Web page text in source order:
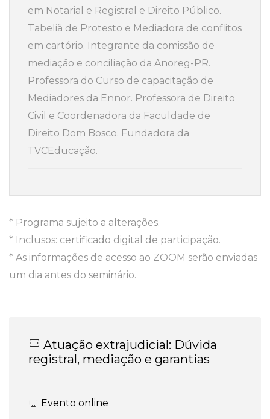
em Notarial e Registral e Direito Público.
Tabeliã de Protesto e Mediadora de conflitos
em cartório. Integrante da comissão de
mediação e conciliação da Anoreg-PR.
Professora do Curso de capacitação de
Mediadores da Ennor. Professora de Direito
Civil e Coordenadora da Faculdade de
Direito Dom Bosco. Fundadora da
TVCEducação.
* Programa sujeito a alterações.
* Inclusos: certificado digital de participação.
* As informações de acesso ao ZOOM serão enviadas
um dia antes do seminário.
Atuação extrajudicial: Dúvida
registral, mediação e garantias
Evento online